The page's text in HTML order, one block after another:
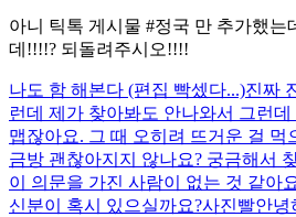
아니 틱톡 게시물 #정국 만 추가했는
데!!!!? 되돌려주시오!!!!
나도 함 해본다 (편집 빡셌다...)진짜
런데 제가 찾아봐도 안나와서 그런
맵잖아요. 그 때 오히려 뜨거운 걸 먹
금방 괜찮아지지 않나요? 궁금해서
이 의문을 가진 사람이 없는 것 같아
신분이 혹시 있으실까요?사진빨안녕